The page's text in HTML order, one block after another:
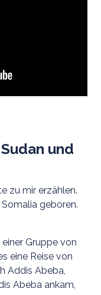
und
zu mir erzählen.
geboren.
Gruppe von
eine Reise von
Addis Abeba,
Abeba ankam,